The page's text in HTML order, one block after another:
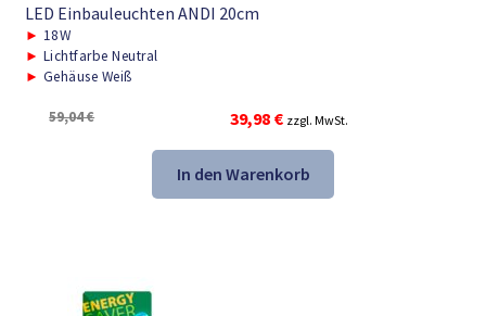
LED Einbauleuchten ANDI 20cm
► 18W
► Lichtfarbe Neutral
► Gehäuse Weiß
59,04€
Ursprünglicher
Preis
war:
59,04 €
39,98 €Aktueller
Preis
ist:
39,98 €.
zzgl. MwSt.
In den Warenkorb